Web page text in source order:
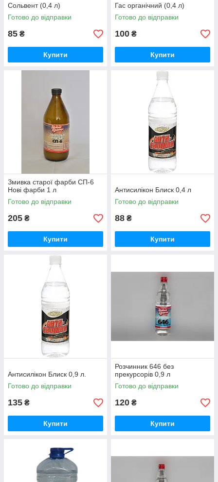
Сольвент (0,4 л)
Готово до відправки
85 ₴
Купити
Гас органічний (0,4 л)
Готово до відправки
100 ₴
Купити
Змивка старої фарби СП-6
Нові фарби 1 л
Готово до відправки
205 ₴
Купити
Антисилікон Блиск 0,4 л
Готово до відправки
88 ₴
Купити
Антисилікон Блиск 0,9 л.
Готово до відправки
135 ₴
Купити
Розчинник 646 без
прекурсорів 0,9 л
Готово до відправки
120 ₴
Купити